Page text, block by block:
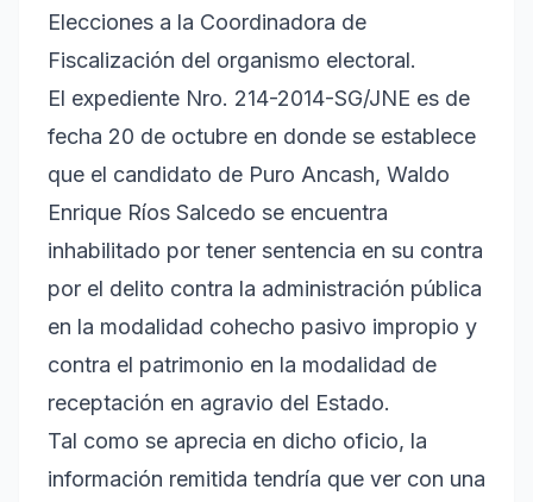
Elecciones a la Coordinadora de
Fiscalización del organismo electoral.
El expediente Nro. 214-2014-SG/JNE es de
fecha 20 de octubre en donde se establece
que el candidato de Puro Ancash, Waldo
Enrique Ríos Salcedo se encuentra
inhabilitado por tener sentencia en su contra
por el delito contra la administración pública
en la modalidad cohecho pasivo impropio y
contra el patrimonio en la modalidad de
receptación en agravio del Estado.
Tal como se aprecia en dicho oficio, la
información remitida tendría que ver con una